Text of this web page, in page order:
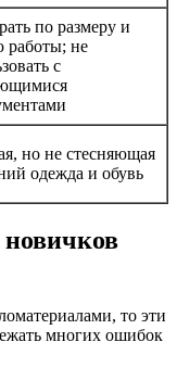
по размеру и
работы; не
с
но не стесняющая
одежда и обувь
то эти
многих ошибок